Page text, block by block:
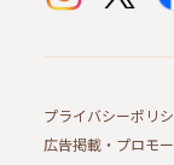
プライバシーポリ
広告掲載・プロモ